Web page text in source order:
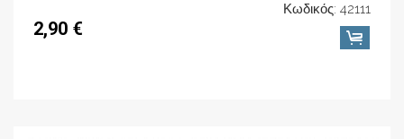
Κωδικός: 42111
2,90 €